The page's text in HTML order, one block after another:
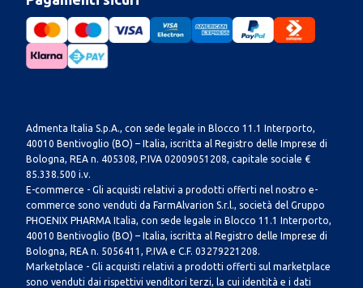
Admenta Italia S.p.A., con sede legale in Blocco 11.1 Interporto,
40010 Bentivoglio (BO) – Italia, iscritta al Registro delle Imprese di
Bologna, REA n. 405308, P.IVA 02009051208, capitale sociale €
85.338.500 i.v.
E-commerce - Gli acquisti relativi a prodotti offerti nel nostro e-
commerce sono venduti da FarmAlvarion S.r.l., società del Gruppo
PHOENIX PHARMA Italia, con sede legale in Blocco 11.1 Interporto,
40010 Bentivoglio (BO) – Italia, iscritta al Registro delle Imprese di
Bologna, REA n. 5056411, P.IVA e C.F. 03279221208.
Marketplace - Gli acquisti relativi a prodotti offerti sul marketplace
sono venduti dai rispettivi venditori terzi, la cui identità e i dati